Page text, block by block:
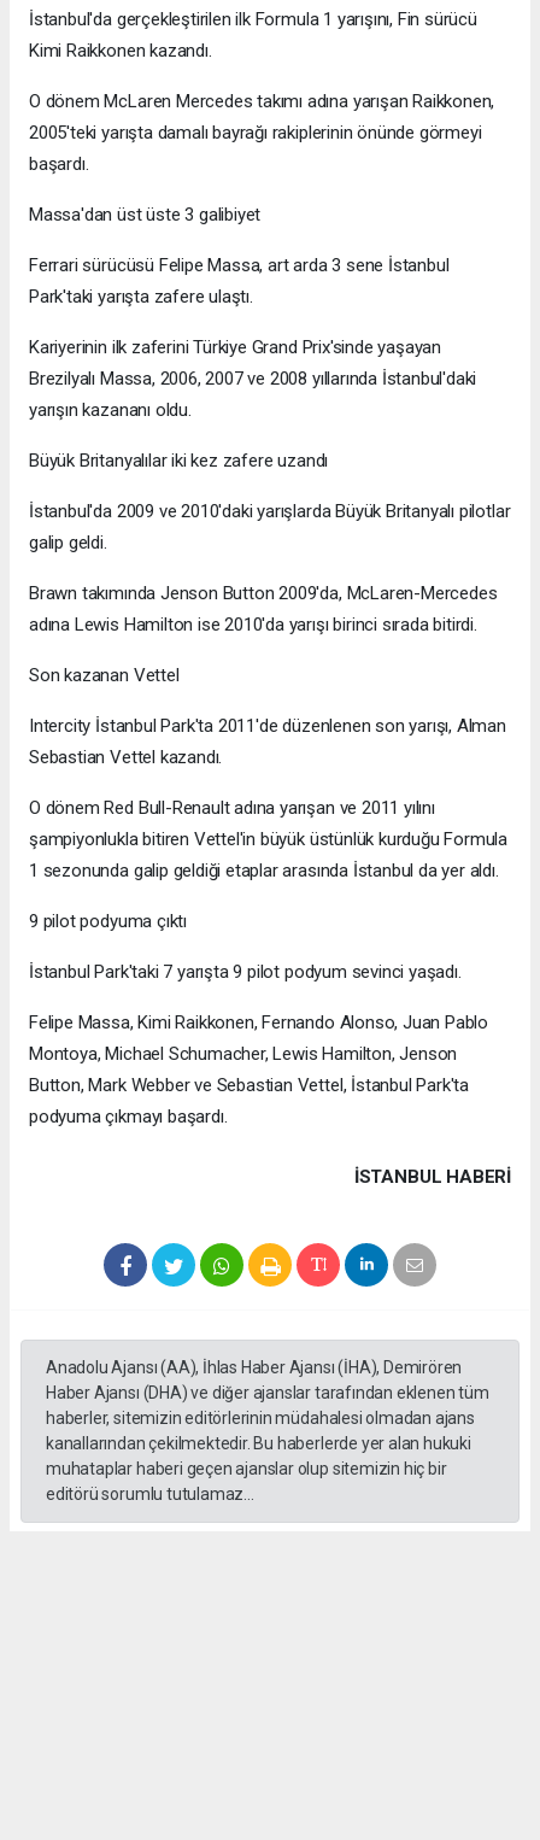
İstanbul'da gerçekleştirilen ilk Formula 1 yarışını, Fin sürücü
Kimi Raikkonen kazandı.
O dönem McLaren Mercedes takımı adına yarışan Raikkonen,
2005'teki yarışta damalı bayrağı rakiplerinin önünde görmeyi
başardı.
Massa'dan üst üste 3 galibiyet
Ferrari sürücüsü Felipe Massa, art arda 3 sene İstanbul
Park'taki yarışta zafere ulaştı.
Kariyerinin ilk zaferini Türkiye Grand Prix'sinde yaşayan
Brezilyalı Massa, 2006, 2007 ve 2008 yıllarında İstanbul'daki
yarışın kazananı oldu.
Büyük Britanyalılar iki kez zafere uzandı
İstanbul'da 2009 ve 2010'daki yarışlarda Büyük Britanyalı pilotlar
galip geldi.
Brawn takımında Jenson Button 2009'da, McLaren-Mercedes
adına Lewis Hamilton ise 2010'da yarışı birinci sırada bitirdi.
Son kazanan Vettel
Intercity İstanbul Park'ta 2011'de düzenlenen son yarışı, Alman
Sebastian Vettel kazandı.
O dönem Red Bull-Renault adına yarışan ve 2011 yılını
şampiyonlukla bitiren Vettel'in büyük üstünlük kurduğu Formula
1 sezonunda galip geldiği etaplar arasında İstanbul da yer aldı.
9 pilot podyuma çıktı
İstanbul Park'taki 7 yarışta 9 pilot podyum sevinci yaşadı.
Felipe Massa, Kimi Raikkonen, Fernando Alonso, Juan Pablo
Montoya, Michael Schumacher, Lewis Hamilton, Jenson
Button, Mark Webber ve Sebastian Vettel, İstanbul Park'ta
podyuma çıkmayı başardı.
İSTANBUL HABERİ
Anadolu Ajansı (AA), İhlas Haber Ajansı (İHA), Demirören
Haber Ajansı (DHA) ve diğer ajanslar tarafından eklenen tüm
haberler, sitemizin editörlerinin müdahalesi olmadan ajans
kanallarından çekilmektedir. Bu haberlerde yer alan hukuki
muhataplar haberi geçen ajanslar olup sitemizin hiç bir
editörü sorumlu tutulamaz...